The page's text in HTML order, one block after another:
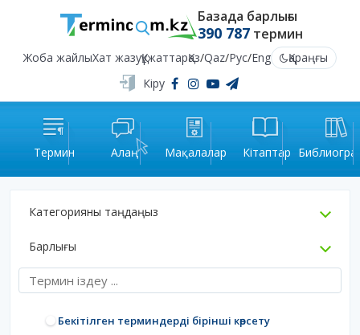
Базада барлығы
390 787термин
Жоба жайлыХат жазуҚұжаттарҚаз/Qaz/Рус/Eng
Қараңғы
Кіру
Термин Алаң Мақалалар Кітаптар
Категорияны таңдаңыз
Барлығы
Бекітілген терминдерді бірінші көрсету